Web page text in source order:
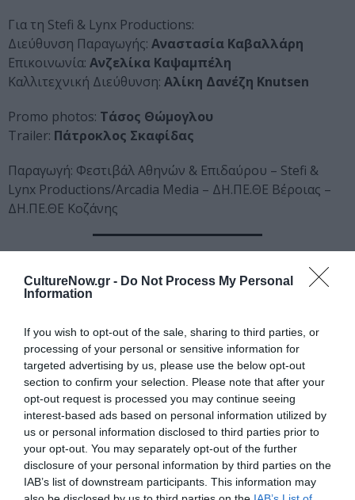
CultureNow.gr - Do Not Process My Personal
Information
If you wish to opt-out of the sale, sharing to third parties, or
processing of your personal or sensitive information for
targeted advertising by us, please use the below opt-out
section to confirm your selection. Please note that after your
opt-out request is processed you may continue seeing
interest-based ads based on personal information utilized by
us or personal information disclosed to third parties prior to
your opt-out. You may separately opt-out of the further
disclosure of your personal information by third parties on the
IAB’s list of downstream participants. This information may
Για τη Stefi & Lynx Productions:
Διεύθυνση Παραγωγής: Αναστασία Καβαλλάρη
Επικοινωνία: Ανζελίκα Καψαμπέλη
Καλλιτεχνική Διεύθυνση: Αλίκη Δανέζη Knutsen
Promo photos: Τάσος Θώμογλου
Trailer: Πάτροκλος Σκαφίδας
Παραγωγή: Φεστιβάλ Αθηνών & Επιδαύρου – Stefi &
Lynx Productions/Arcadia Media – ΔΗ.ΠΕ.ΘΕ Βέροιας –
ΔΗ.ΠΕ.ΘΕ Κοζάνης
Αγαμέμνων, σε σκηνοθεσία Τσέζαρις Γκραουζίνις σε
Τσέζαρις Γκραουζίνις: Η ενασχόληση με το αρχαίο δράμα
είναι ένα ταξίδι προς την αιωνιότητα
Ταυτότητα Εκδήλωσης
Ημερομηνία:
05/09/2018